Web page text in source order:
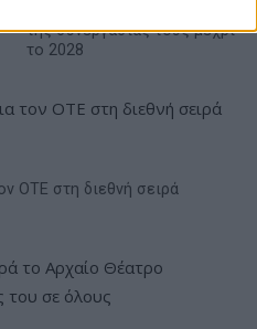
της συνεργασίας τους μέχρι
το 2028
ΟΤΕ στη διεθνή σειρά